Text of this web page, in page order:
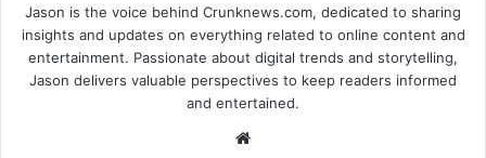
Jason is the voice behind Crunknews.com, dedicated to sharing
insights and updates on everything related to online content and
entertainment. Passionate about digital trends and storytelling,
Jason delivers valuable perspectives to keep readers informed
and entertained.